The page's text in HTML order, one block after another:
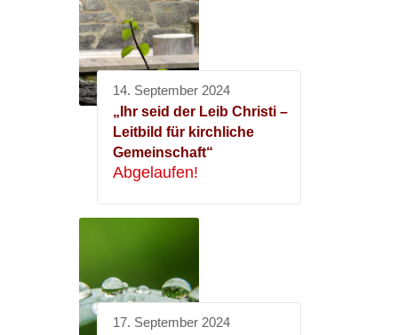
14. September 2024
„Ihr seid der Leib Christi –
Leitbild für kirchliche
Gemeinschaft“
Abgelaufen!
17. September 2024